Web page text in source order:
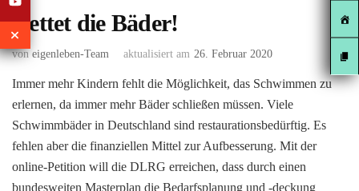
Rettet die Bäder!
von eigenleben-Team aktualisiert am 26. Februar 2020
Immer mehr Kindern fehlt die Möglichkeit, das Schwimmen zu
erlernen, da immer mehr Bäder schließen müssen. Viele
Schwimmbäder in Deutschland sind restaurationsbedürftig. Es
fehlen aber die finanziellen Mittel zur Aufbesserung. Mit der
online-Petition will die DLRG erreichen, dass durch einen
bundesweiten Masterplan die Bedarfsplanung und -deckung